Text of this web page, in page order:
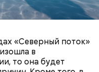
«Северный поток»
в
то она будет